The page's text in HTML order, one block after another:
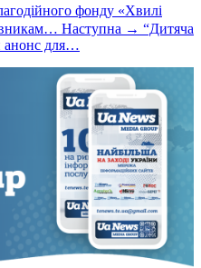
фонду «Хвилі
Наступна → “Дитяча
анонс для…